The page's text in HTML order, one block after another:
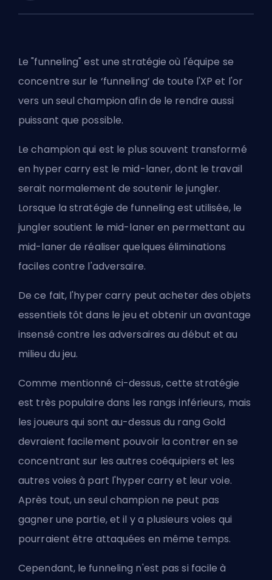
Le "funneling" est une stratégie où l'équipe se
concentre sur le ‘funneling’ de toute l'XP et l'or
vers un seul champion afin de le rendre aussi
puissant que possible.
Le champion qui est le plus souvent transformé
en hyper carry est le mid-laner, dont le travail
serait normalement de soutenir lejungler.
Lorsque la stratégie de funneling est utilisée, le
jungler soutient le mid-laner en permettant au
mid-laner de réaliser quelques éliminations
faciles contre l'adversaire.
De ce fait, l'hyper carry peut acheter des objets
essentiels tôt dans le jeu et obtenir un avantage
insensé contre les adversaires au début et au
milieu du jeu.
Comme mentionné ci-dessus, cette stratégie
est très populaire dans les rangs inférieurs, mais
les joueurs qui sont au-dessus du rang Gold
devraient facilement pouvoir la contrer en se
concentrant sur les autres coéquipiers et les
autres voies à part l'hyper carry et leur voie.
Après tout, un seul champion ne peut pas
gagner une partie, et il y a plusieurs voies qui
pourraient être attaquées en même temps.
Cependant, le funneling n'est pas si facile à